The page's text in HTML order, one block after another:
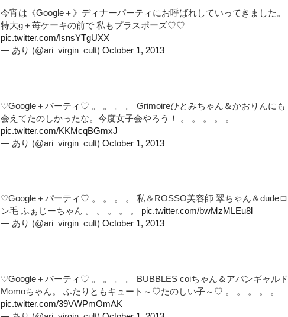
今宵は《Google＋》ディナーパーティにお呼ばれしていってきました。
特大g＋苺ケーキの前で 私もプラスポーズ♡♡
pic.twitter.com/IsnsYTgUXX
— あり (@ari_virgin_cult) October 1, 2013
♡Google＋パーティ♡ 。 。 。 。 Grimoireひとみちゃん＆かおりんにも
会えてたのしかったな。今度女子会やろう！ 。 。 。 。 。
pic.twitter.com/KKMcqBGmxJ
— あり (@ari_virgin_cult) October 1, 2013
♡Google＋パーティ♡ 。 。 。 。 私＆ROSSO美容師 翠ちゃん＆dudeロ
ン毛 ふぁじーちゃん 。 。 。 。 。 pic.twitter.com/bwMzMLEu8l
— あり (@ari_virgin_cult) October 1, 2013
♡Google＋パーティ♡ 。 。 。 。 BUBBLES coiちゃん＆アバンギャルド
Momoちゃん。 ふたりともキュート～♡たのしい子～♡ 。 。 。 。 。
pic.twitter.com/39VWPmOmAK